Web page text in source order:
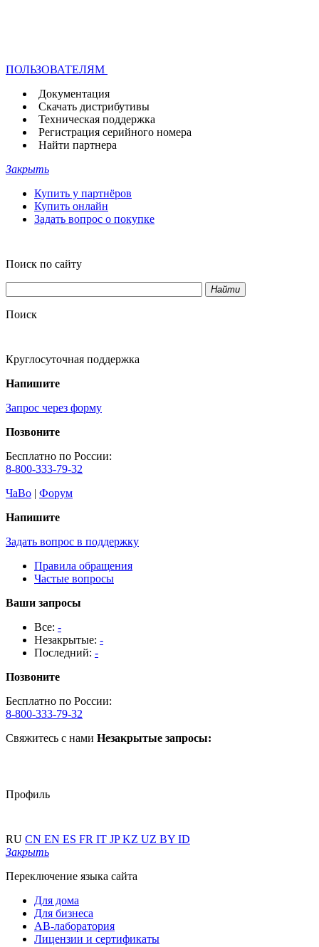
ПОЛЬЗОВАТЕЛЯМ
Документация
Скачать дистрибутивы
Техническая поддержка
Регистрация серийного номера
Найти партнера
Закрыть
Купить у партнёров
Купить онлайн
Задать вопрос о покупке
Поиск по сайту
Найти
Поиск
Круглосуточная поддержка
Напишите
Запрос через форму
Позвоните
Бесплатно по России:
8-800-333-79-32
ЧаВо | Форум
Напишите
Задать вопрос в поддержку
Правила обращения
Частые вопросы
Ваши запросы
Все: -
Незакрытые: -
Последний: -
Позвоните
Бесплатно по России:
8-800-333-79-32
Свяжитесь с нами Незакрытые запросы:
Профиль
RU CN EN ES FR IT JPKZ UZ BY ID
Закрыть
Переключение языка сайта
Для дома
Для бизнеса
АВ-лаборатория
Лицензии и сертификаты